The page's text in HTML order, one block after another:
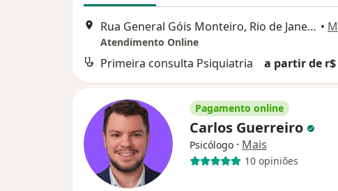
Rua General Góis Monteiro, Rio de Janeiro •
Atendimento Online
Primeira consulta Psiquiatria a partir de r$
Pagamento online
Carlos Guerreiro
Psicólogo · Mais
10 opiniões